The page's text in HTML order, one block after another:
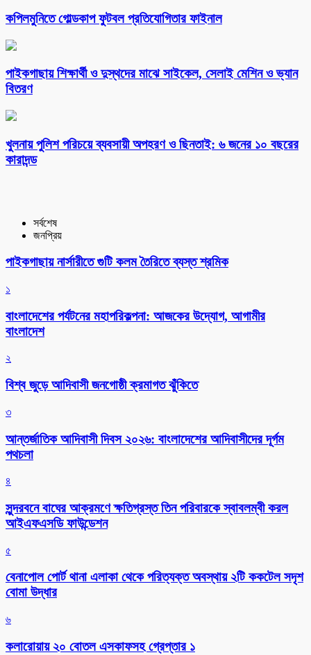
কপিলমুনিতে গোল্ডকাপ ফুটবল প্রতিযোগিতার ফাইনাল
পাইকগাছায় শিক্ষার্থী ও দুস্থদের মাঝে সাইকেল, সেলাই মেশিন ও ভ্যান
বিতরণ
খুলনায় পুলিশ পরিচয়ে ব্যবসায়ী অপহরণ ও ছিনতাই: ৬ জনের ১০ বছরের
কারাদন্ড
সর্বশেষ
জনপ্রিয়
পাইকগাছায় নার্সারীতে গুটি কলম তৈরিতে ব্যস্ত শ্রমিক
১
বাংলাদেশের পর্যটনের মহাপরিকল্পনা: আজকের উদ্যোগ, আগামীর
বাংলাদেশ
২
বিশ্ব জুড়ে আদিবাসী জনগোষ্ঠী ক্রমাগত ঝুঁকিতে
৩
আন্তর্জাতিক আদিবাসী দিবস ২০২৬: বাংলাদেশের আদিবাসীদের দূর্গম
পথচলা
৪
সুন্দরবনে বাঘের আক্রমণে ক্ষতিগ্রস্ত তিন পরিবারকে স্বাবলম্বী করল
আইএফএসডি ফাউন্ডেশন
৫
বেনাপোল পোর্ট থানা এলাকা থেকে পরিত্যক্ত অবস্থায় ২টি ককটেল সদৃশ
বোমা উদ্ধার
৬
কলারোয়ায় ২০ বোতল এসকাফসহ গ্রেপ্তার ১